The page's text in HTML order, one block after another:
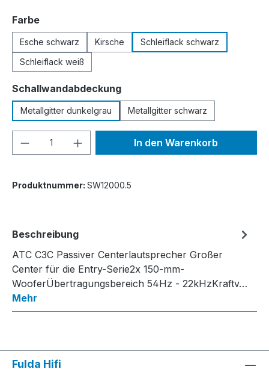
Farbeauswählen
Esche schwarz Kirsche
Schleiflack schwarz
Schleiflack weiß
Schallwandabdeckungauswählen
Metallgitter dunkelgrau Metallgitter schwarz
Produkt Anzahl: Gib denIn den Warenkorb
Produktnummer: SW12000.5
Beschreibung
ATC C3C Passiver Centerlautsprecher Großer
Center für die Entry-Serie2x 150-mm-
WooferÜbertragungsbereich 54Hz - 22kHzKraftv…
Mehr
Fulda Hifi